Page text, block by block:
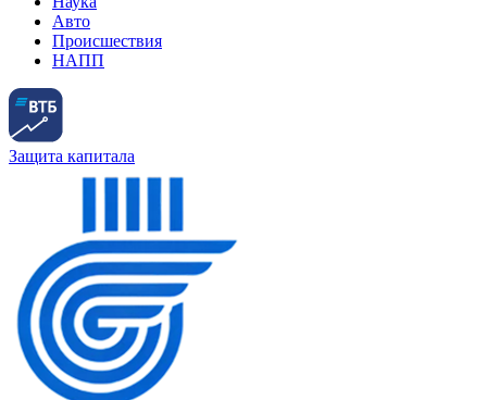
Авто
Происшествия
НАПП
Защита капитала